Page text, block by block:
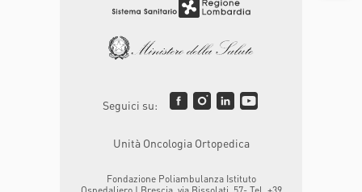
Seguici su:
Unità Oncologia Ortopedica
Fondazione Poliambulanza Istituto